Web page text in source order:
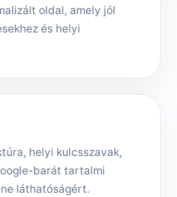
oldal, amely jól
és helyi
helyi kulcsszavak,
barát tartalmi
láthatóságért.